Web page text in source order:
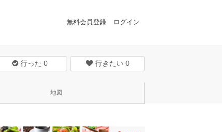
無料会員登録 ログイン
行った 0 行きたい 0
地図